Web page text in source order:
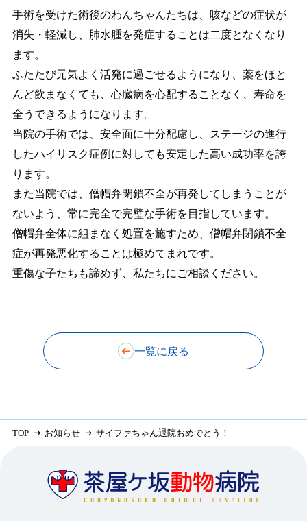
手術を受けた術後のわんちゃんたちは、咳などの症状が
消失・軽減し、肺水腫を発症することは二度となくなり
ます。
ふたたび元気よく活発に過ごせるようになり、薬をほと
んど飲まなくても、心臓病を心配することなく、寿命を
全うできるようになります。
当院の手術では、安全面に十分配慮し、ステージの進行
したハイリスク症例に対しても安定した高い成功率を誇
ります。
また当院では、僧帽弁閉鎖不全が再発してしまうことが
ないよう、常に完全で完璧な手術を目指しています。
僧帽弁全体に組まなく処置を施すため、僧帽弁閉鎖不全
症が再発悪化することは極めてまれです。
重傷な子たちも諦めず、私たちにご相談ください。
一覧に戻る
TOP お知らせ サイファちゃん退院おめでとう！